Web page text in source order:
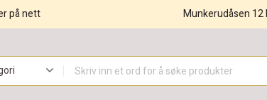
på nett Munkerudåsen 12